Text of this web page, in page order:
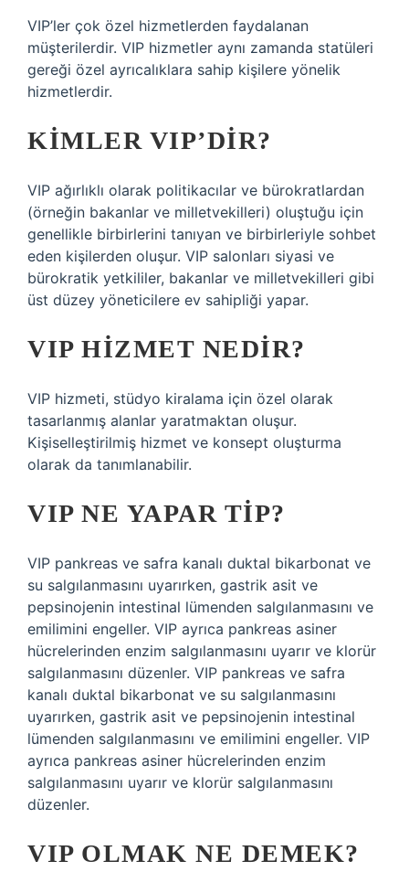
VIP’ler çok özel hizmetlerden faydalanan
müşterilerdir. VIP hizmetler aynı zamanda statüleri
gereği özel ayrıcalıklara sahip kişilere yönelik
hizmetlerdir.
KIMLER VIP’DIR?
VIP ağırlıklı olarak politikacılar ve bürokratlardan
(örneğin bakanlar ve milletvekilleri) oluştuğu için
genellikle birbirlerini tanıyan ve birbirleriyle sohbet
eden kişilerden oluşur. VIP salonları siyasi ve
bürokratik yetkililer, bakanlar ve milletvekilleri gibi
üst düzey yöneticilere ev sahipliği yapar.
VIP HIZMET NEDIR?
VIP hizmeti, stüdyo kiralama için özel olarak
tasarlanmış alanlar yaratmaktan oluşur.
Kişiselleştirilmiş hizmet ve konsept oluşturma
olarak da tanımlanabilir.
VIP NE YAPAR TIP?
VIP pankreas ve safra kanalı duktal bikarbonat ve
su salgılanmasını uyarırken, gastrik asit ve
pepsinojenin intestinal lümenden salgılanmasını ve
emilimini engeller. VIP ayrıca pankreas asiner
hücrelerinden enzim salgılanmasını uyarır ve klorür
salgılanmasını düzenler. VIP pankreas ve safra
kanalı duktal bikarbonat ve su salgılanmasını
uyarırken, gastrik asit ve pepsinojenin intestinal
lümenden salgılanmasını ve emilimini engeller. VIP
ayrıca pankreas asiner hücrelerinden enzim
salgılanmasını uyarır ve klorür salgılanmasını
düzenler.
VIP OLMAK NE DEMEK?